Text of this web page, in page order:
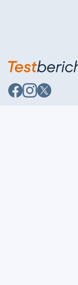
Auf
Facebook
Auf
Instagram
Auf
X